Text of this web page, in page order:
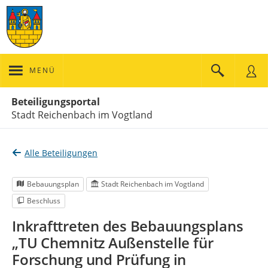
MENÜ
Beteiligungsportal
Stadt Reichenbach im Vogtland
Alle Beteiligungen
Bebauungsplan
Stadt Reichenbach im Vogtland
Beschluss
Inkrafttreten des Bebauungsplans
„TU Chemnitz Außenstelle für
Forschung und Prüfung in